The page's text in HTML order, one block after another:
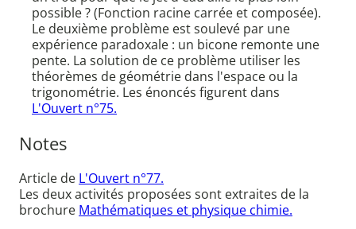
possible ? (Fonction racine carrée et composée).
Le deuxième problème est soulevé par une
expérience paradoxale : un bicone remonte une
pente. La solution de ce problème utiliser les
théorèmes de géométrie dans l'espace ou la
trigonométrie. Les énoncés figurent dans
L'Ouvert n°75.
Notes
Article de L'Ouvert n°77.
Les deux activités proposées sont extraites de la
brochure Mathématiques et physique chimie.